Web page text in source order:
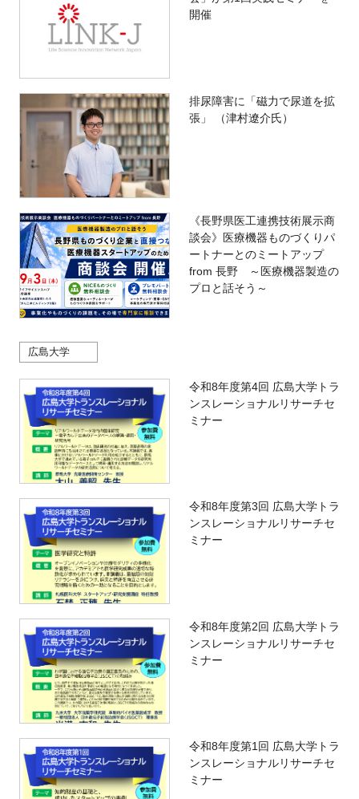
開催
排尿障害に「磁力で尿道を拡
張」 （津村遼介氏）
《長野県医工連携技術展示商
談会》医療機器ものづくりパ
ートナーとのミートアップ
from 長野 ～医療機器製造の
プロと話そう～
広島大学
令和8年度第4回 広島大学トラ
ンスレーショナルリサーチセ
ミナー
令和8年度第3回 広島大学トラ
ンスレーショナルリサーチセ
ミナー
令和8年度第2回 広島大学トラ
ンスレーショナルリサーチセ
ミナー
令和8年度第1回 広島大学トラ
ンスレーショナルリサーチセ
ミナー